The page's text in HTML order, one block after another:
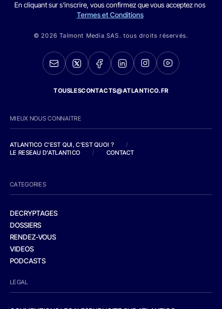
En cliquant sur s'inscrire, vous confirmez que vous acceptez nos
Termes et Conditions
© 2026 Talmont Media SAS. tous droits réservés.
TOUSLESCONTACTS@ATLANTICO.FR
MIEUX NOUS CONNAITRE
ATLANTICO C'EST QUI, C'EST QUOI ?
/
LE RESEAU D'ATLANTICO
/ CONTACT
CATEGORIES
DECRYPTAGES
DOSSIERS
RENDEZ-VOUS
VIDEOS
PODCASTS
LEGAL